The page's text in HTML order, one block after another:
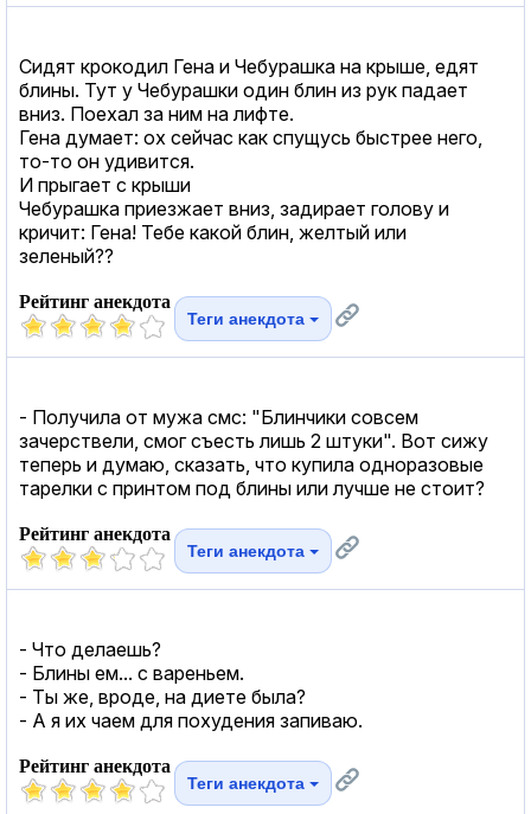
Сидят крокодил Гена и Чебурашка на крыше, едят
блины. Тут у Чебурашки один блин из рук падает
вниз. Поехал за ним на лифте.
Гена думает: ох сейчас как спущусь быстрее него,
то-то он удивится.
И прыгает с крыши
Чебурашка приезжает вниз, задирает голову и
кричит: Гена! Тебе какой блин, желтый или
зеленый??
Рейтинг анекдота
Теги анекдота
- Получила от мужа смс: "Блинчики совсем
зачерствели, смог съесть лишь 2 штуки". Вот сижу
теперь и думаю, сказать, что купила одноразовые
тарелки с принтом под блины или лучше не стоит?
Рейтинг анекдота
Теги анекдота
- Что делаешь?
- Блины ем... с вареньем.
- Ты же, вроде, на диете была?
- А я их чаем для похудения запиваю.
Рейтинг анекдота
Теги анекдота